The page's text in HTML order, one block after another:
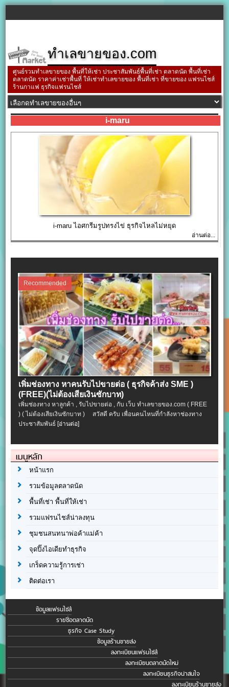
ทำเลขายของ.com
ศูนย์รวมทำเลขายของ พื้นที่ให้เช่า ประชาสัมพันธ์พื้นที่เช่า ตลาดนัด พื้นที่เช่า
ตลาดนัด ราคาค่าเช่าพื้นที่ ให้เช่าทำเลขายของ พื้นที่เช่า ที่ขายของ แฟรนไชส์
ร้านกาแฟ ธุรกิจแฟรนไชส์
i-maru
i-maru ไอศกรีมรูปทรงไข่ ธุรกิจไหลไม่หยุด
อ่านต่อ...
Recommended
เพิ่มช่องทาง หาคนรับไปขายต่อ ( ธุรกิจค้าส่ง SME )
(FREE)(ไม่ต้องเสียเงินซักบาท)
เพิ่มช่องทาง หาลูกค้า , รับไปขายต่อ , กับ เว็บ ทำเลขายของ.com ( FREE
) ( ไม่ต้องเสียเงินซักบาท ) สวัสดี ครับ เพื่อนคนไหนที่กำลังหาช่องทาง
ประชาสัมพันธ์[อ่านต่อ]
เมนูหลัก
หน้าแรก
รวมข้อมูลตลาดนัด
พื้นที่เช่า พื้นที่ให้เช่า
รวมแฟรนไชส์น่าลงทุน
ชุมชนสนทนาพ่อค้าแม่ค้า
จุดปิ๊งไอเดียทำธุรกิจ
เกร็ดความรู้การเช่า
ติดต่อเรา
ข้อมูลแฟรนไชส์
รายชื่อตลาดนัด
ธุรกิจ Case Study
ข้อมูลร้านขายส่ง
ลงทะเบียนแฟรนไชส์
ลงทะเบียนตลาดนัดใหม่
ลงทะเบียนธุรกิจน่าสนใจ
ลงทะเบียนร้านขายส่ง